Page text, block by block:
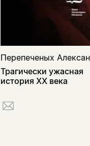
Перепеченых
Трагически ужасная
история ХХ века